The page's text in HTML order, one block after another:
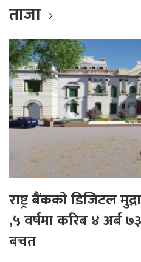
ताजा
राष्ट्र बैंकको डिजिटल
,५ वर्षमा करिब ४ अर्ब
बचत